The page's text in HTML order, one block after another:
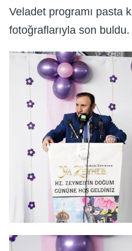
Veladet programı pasta
fotoğraflarıyla son buldu.